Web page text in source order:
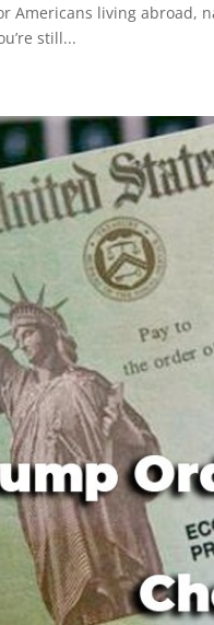
Americans living abroad,
still...